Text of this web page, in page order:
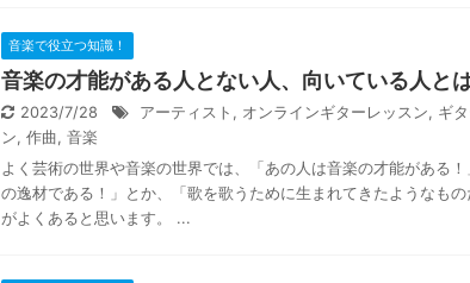
音楽で役立つ知識！
音楽の才能がある人とない人、向いている人と
2023/7/28 アーティスト , オンラインギターレッスン, ギ
ン, 作曲, 音楽
よく芸術の世界や音楽の世界では、「あの人は音楽の才能がある
の逸材である！」とか、「歌を歌うために生まれてきたようなも
がよくあると思います。 ...